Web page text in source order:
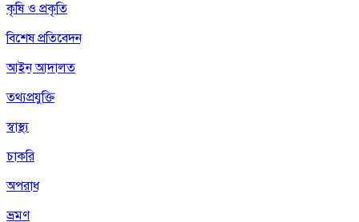
কৃষি ও প্রকৃতি
বিশেষ প্রতিবেদন
আইন আদালত
তথ্যপ্রযুক্তি
স্বাস্থ্য
চাকরি
অপরাধ
ভ্রমণ